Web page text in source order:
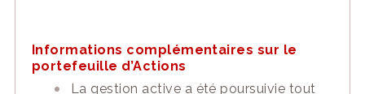
Informations complémentaires sur le
portefeuille d’Actions
La gestion active a été poursuivie tout